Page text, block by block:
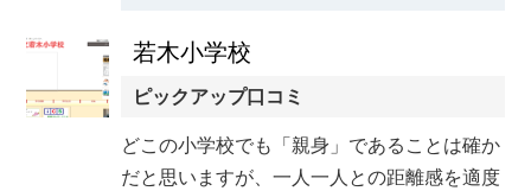
若木小学校
ピックアップ口コミ
どこの小学校でも「親身」であることは確か
だと思いますが、一人一人との距離感を適度